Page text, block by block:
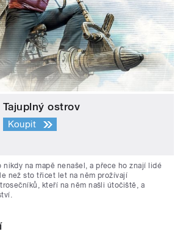
Tajuplný ostrov
Koupit
na mapě nenašel, a přece ho znají lidé
než sto třicet let na něm prožívají
kteří na něm našli útočiště, a